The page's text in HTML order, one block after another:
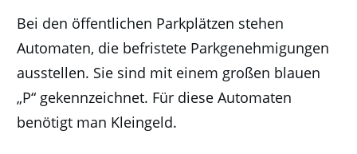
Bei den öffentlichen Parkplätzen stehen
Automaten, die befristete Parkgenehmigungen
ausstellen. Sie sind mit einem großen blauen
„P“ gekennzeichnet. Für diese Automaten
benötigt man Kleingeld.